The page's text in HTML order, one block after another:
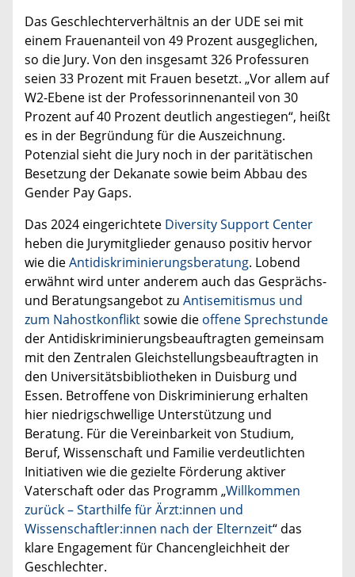
Das Geschlechterverhältnis an der UDE sei mit
einem Frauenanteil von 49 Prozent ausgeglichen,
so die Jury. Von den insgesamt 326 Professuren
seien 33 Prozent mit Frauen besetzt. „Vor allem auf
W2-Ebene ist der Professorinnenanteil von 30
Prozent auf 40 Prozent deutlich angestiegen“, heißt
es in der Begründung für die Auszeichnung.
Potenzial sieht die Jury noch in der paritätischen
Besetzung der Dekanate sowie beim Abbau des
Gender Pay Gaps.
Das 2024 eingerichtete Diversity Support Center
heben die Jurymitglieder genauso positiv hervor
wie dieAntidiskriminierungsberatung. Lobend
erwähnt wird unter anderem auch das Gesprächs-
und Beratungsangebot zu Antisemitismus und
zum Nahostkonfliktsowie die offene Sprechstunde
der Antidiskriminierungsbeauftragten gemeinsam
mit den Zentralen Gleichstellungsbeauftragten in
den Universitätsbibliotheken in Duisburg und
Essen. Betroffene von Diskriminierung erhalten
hier niedrigschwellige Unterstützung und
Beratung. Für die Vereinbarkeit von Studium,
Beruf, Wissenschaft und Familie verdeutlichten
Initiativen wie die gezielte Förderung aktiver
Vaterschaft oder das Programm „Willkommen
zurück – Starthilfe für Ärzt:innen und
Wissenschaftler:innen nach der Elternzeit“ das
klare Engagement für Chancengleichheit der
Geschlechter.